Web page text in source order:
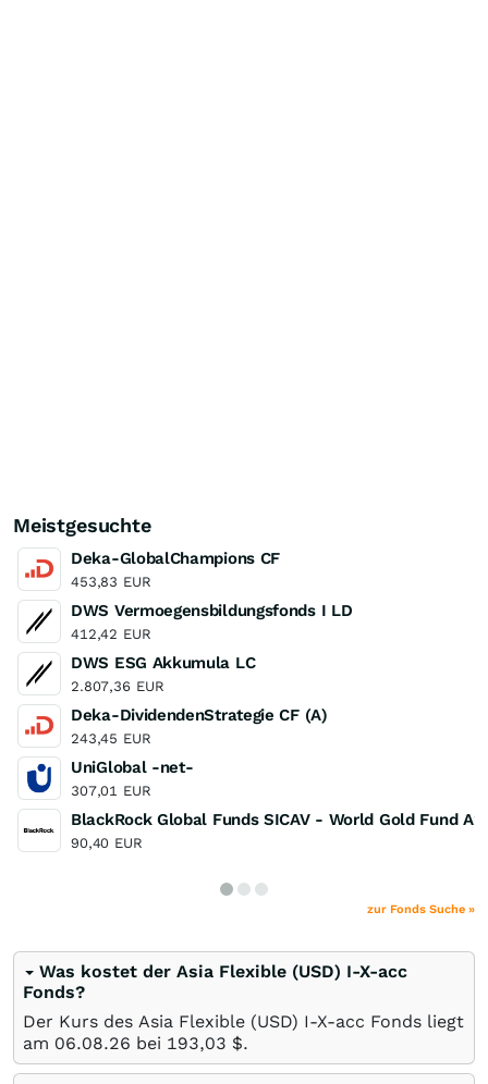
Meistgesuchte
Deka-GlobalChampions CF
453,83 EUR
DWS Vermoegensbildungsfonds I LD
412,42 EUR
DWS ESG Akkumula LC
2.807,36 EUR
Deka-DividendenStrategie CF (A)
243,45 EUR
UniGlobal -net-
307,01 EUR
BlackRock Global Funds SICAV - World Gold Fund A2
90,40 EUR
zur Fonds Suche »
Was kostet der Asia Flexible (USD) I-X-acc
Fonds?
Der Kurs des Asia Flexible (USD) I-X-acc Fonds liegt
am 06.08.26 bei 193,03 $.